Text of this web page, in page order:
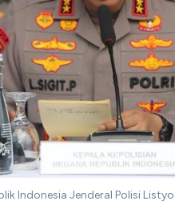
Indonesia Jenderal Polisi